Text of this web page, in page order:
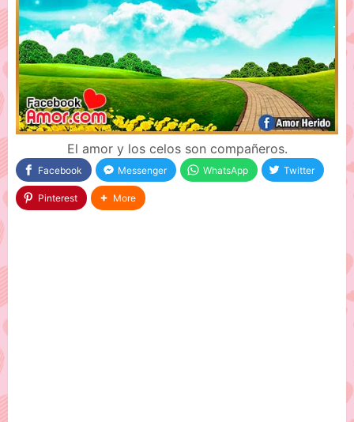
El amor y los celos son compañeros.
Facebook Messenger WhatsApp Twitter
Pinterest More